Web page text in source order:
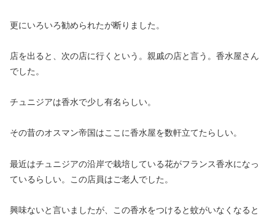
更にいろいろ勧められたが断りました。
店を出ると、次の店に行くという。親戚の店と言う。香水屋さん
でした。
チュニジアは香水で少し有名らしい。
その昔のオスマン帝国はここに香水屋を数軒立てたらしい。
最近はチュニジアの沿岸で栽培している花がフランス香水になっ
ているらしい。この店員はご老人でした。
興味ないと言いましたが、この香水をつけると蚊がいなくなると